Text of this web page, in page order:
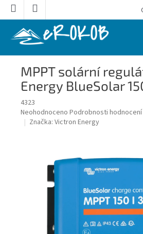
Přejít
MPPT solární
Energy BlueSolar
4323
Průměrné
hodnocení
hvězdiček.
Neohodnoceno Podrobnosti hodnocení
Značka: Victron Energy